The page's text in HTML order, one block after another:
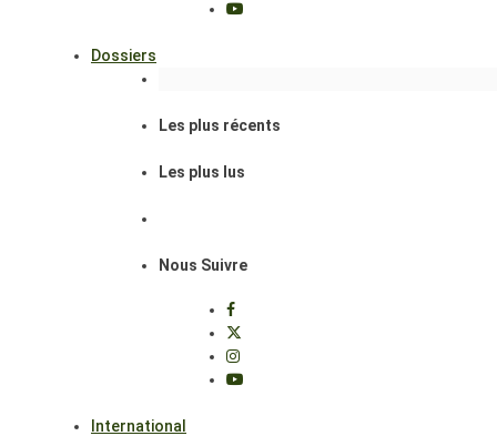
Dossiers
Les plus récents
Les plus lus
Nous Suivre
International